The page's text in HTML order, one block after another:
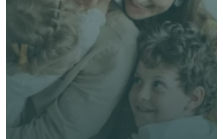
了解 Alea 賣點
免費獲得個人化專屬報價
專業客觀建議，全程貼心跟進
節省時間與保費成本，享無憂投保體驗
立即獲取獨立客觀建議